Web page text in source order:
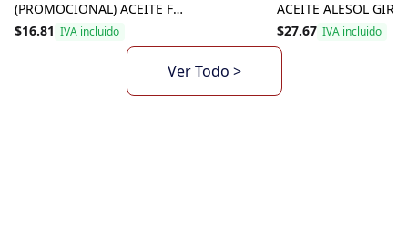
(PROMOCIONAL) ACEITE FAVORITA FRITOS 360ML
$16.81 IVA incluido $27.67 IVA incluido
Ver Todo >